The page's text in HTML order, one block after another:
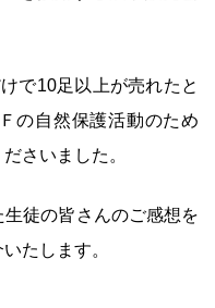
で10足以上が売れたと
の自然保護活動のため
さいました。
徒の皆さんのご感想を
たします。